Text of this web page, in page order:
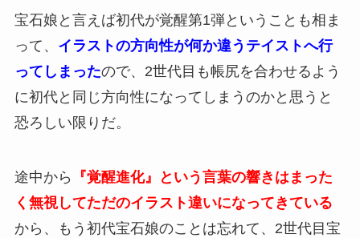
宝石娘と言えば初代が覚醒第1弾ということも相ま
って、 イラストの方向性が何か違うテイストへ行
ってしまったので、2世代目も帳尻を合わせるよう
に初代と同じ方向性になってしまうのかと思うと
恐ろしい限りだ。
途中から
『覚醒進化』という言葉の響きはまった
く無視してただのイラスト違いになってきている
から、もう初代宝石娘のことは忘れて、2世代目宝